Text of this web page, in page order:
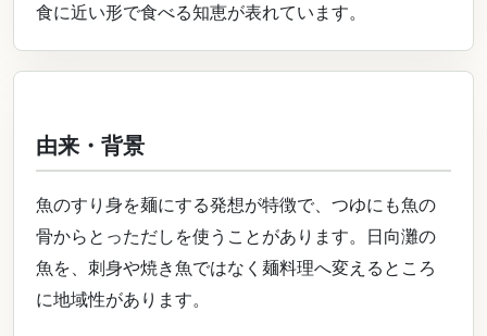
食に近い形で食べる知恵が表れています。
由来・背景
魚のすり身を麺にする発想が特徴で、つゆにも魚の
骨からとっただしを使うことがあります。日向灘の
魚を、刺身や焼き魚ではなく麺料理へ変えるところ
に地域性があります。